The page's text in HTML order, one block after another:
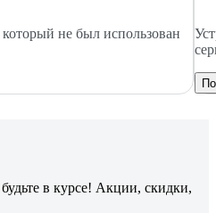
не был использован
в курсе! Акции, скидки,